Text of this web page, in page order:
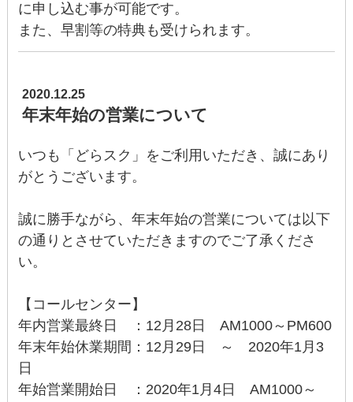
に申し込む事が可能です。
また、早割等の特典も受けられます。
2020.12.25
年末年始の営業について
いつも「どらスク」をご利用いただき、誠にあり
がとうございます。
誠に勝手ながら、年末年始の営業については以下
の通りとさせていただきますのでご了承くださ
い。
【コールセンター】
年内営業最終日 ：12月28日 AM1000～PM600
年末年始休業期間：12月29日 ～ 2020年1月3
日
年始営業開始日 ：2020年1月4日 AM1000～